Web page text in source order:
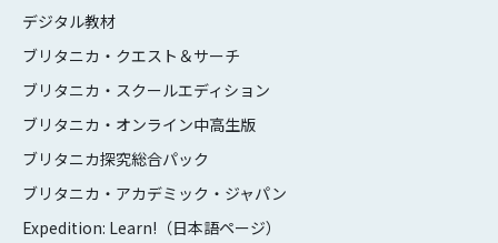
デジタル教材
ブリタニカ・クエスト＆サーチ
ブリタニカ・スクールエディション
ブリタニカ・オンライン中高生版
ブリタニカ探究総合パック
ブリタニカ・アカデミック・ジャパン
Expedition: Learn!（日本語ページ）